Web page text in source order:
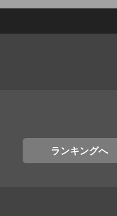
ランキングへ